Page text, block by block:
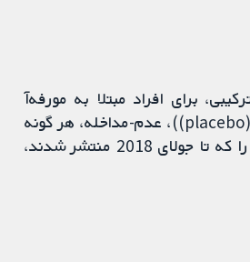
برای افراد مبتلا به مورفه‌آ
(morphea) (مورفیا (morphoea))، در مقایسه با یک ماده غیر-فعال (دارونما (placebo))، عدم-مداخله، هر گونه
درمان دیگر، یا دوزها یا مدت زمان مختلف یک درمان بود. تمام مطالعات مرتبط را که تا جولای 2018 منتشر شدند،